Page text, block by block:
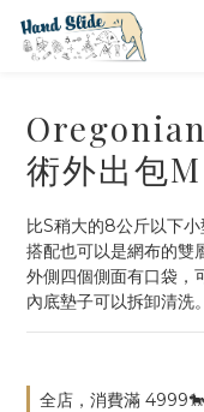
術外出包
比S稍大的8公斤以下小
搭配也可以是網布的雙
外側四個側面有口袋，
內底墊子可以拆卸清洗。
全店，消費滿